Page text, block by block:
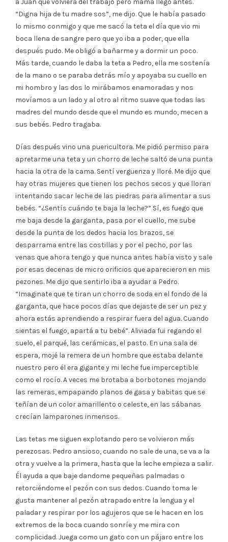
a Juan que volviera del trabajo pero mamá llegó antes.
“Digna hija de tu madre sos”, me dijo. Que le había pasado
lo mismo conmigo y que me sacó la teta el día que vio mi
boca llena de sangre pero que yo iba a poder, que ella
después pudo. Me obligó a bañarme y a dormir un poco.
Más tarde, cuando le daba la teta a Pedro, ella me sostenía
de la mano o se paraba detrás mío y apoyaba su cuello en
mi hombro y las dos lo mirábamos enamoradas y nos
movíamos a un lado y al otro al ritmo suave que todas las
madres del mundo desde que el mundo es mundo, mecen a
sus bebés. Pedro tragaba.
Días después vino una puericultora. Me pidió permiso para
apretarme una teta y un chorro de leche saltó de una punta
hacia la otra de la cama. Sentí vergüenza y lloré. Me dijo que
hay otras mujeres que tienen los pechos secos y que lloran
intentando sacar leche de las piedras para alimentar a sus
bebés. “¿Sentís cuándo te baja la leche?” Sí, es fuego que
me baja desde la garganta, pasa por el cuello, me sube
desde la punta de los dedos hacia los brazos, se
desparrama entre las costillas y por el pecho, por las
venas que ahora tengo y que nunca antes había visto y sale
por esas decenas de micro orificios que aparecieron en mis
pezones. Me dijo que sentirlo iba a ayudar a Pedro.
“Imaginate que te tiran un chorro de soda en el fondo de la
garganta, que hace pocos días que dejaste de ser un pez y
ahora estás aprendiendo a respirar fuera del agua. Cuando
sientas el fuego, apartá a tu bebé”. Aliviada fui regando el
suelo, el parqué, las cerámicas, el pasto. En una sala de
espera, mojé la remera de un hombre que estaba delante
nuestro pero él era gigante y mi leche fue imperceptible
como el rocío. A veces me brotaba a borbotones mojando
las remeras, empapando planos de gasa y babitas que se
teñían de un color amarillento o celeste, en las sábanas
crecían lamparones inmensos.
Las tetas me siguen explotando pero se volvieron más
perezosas. Pedro ansioso, cuando no sale de una, se va a la
otra y vuelve a la primera, hasta que la leche empieza a salir.
Él ayuda a que baje dandome pequeñas palmadas o
retorciéndome el pezón con sus dedos. Cuando toma le
gusta mantener al pezón atrapado entre la lengua y el
paladar y respirar por los agujeros que se le hacen en los
extremos de la boca cuando sonríe y me mira con
complicidad. Juega como un gato con un pájaro entre los